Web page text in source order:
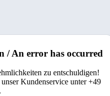
/ An error has occurred
zu entschuldigen!
Kundenservice unter +49